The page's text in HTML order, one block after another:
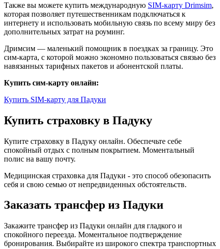
Также вы можете купить международную SIM-карту Drimsim,
которая позволяет путешественникам подключаться к
интернету и использовать мобильную связь по всему миру без
дополнительных затрат на роуминг.
Дримсим — маленький помощник в поездках за границу. Это
сим-карта, с которой можно экономно пользоваться связью без
навязанных тарифных пакетов и абонентской платы.
Купить сим-карту онлайн:
Купить SIM-карту для Падуки
Купить страховку в Падуку
Купите страховку в Падуку онлайн. Обеспечьте себе
спокойный отдых с полным покрытием. Моментальный
полис на вашу почту.
Медицинская страховка для Падуки - это способ обезопасить
себя и свою семью от непредвиденных обстоятельств.
Заказать трансфер из Падуки
Закажите трансфер из Падуки онлайн для гладкого и
спокойного переезда. Моментальное подтверждение
бронирования. Выбирайте из широкого спектра транспортных